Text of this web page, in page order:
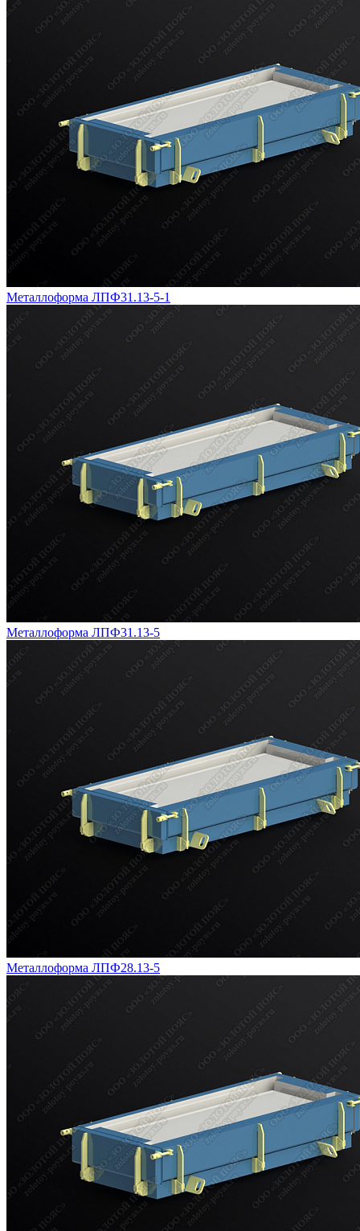
Металлоформа ЛПФ31.13-5-1
Металлоформа ЛПФ31.13-5
Металлоформа ЛПФ28.13-5